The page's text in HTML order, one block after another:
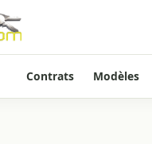
Contrats Modèles